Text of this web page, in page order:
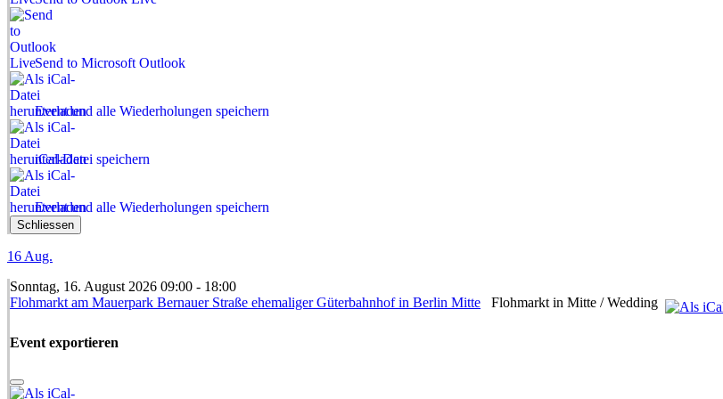
Send to Microsoft Outlook
Event und alle Wiederholungen speichern
iCal-Datei speichern
Event und alle Wiederholungen speichern
Schliessen
16 Aug.
Sonntag, 16. August 2026 09:00 - 18:00
Flohmarkt am Mauerpark Bernauer Straße ehemaliger Güterbahnhof in Berlin Mitte Flohmarkt in Mitte / Wedding
Event exportieren